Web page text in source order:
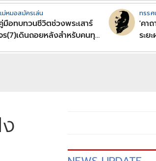
ม่หมอสมัครเล่น
มือทบทวนชีวิตช่วงพระเสาร์
ร(7)เดินถอยหลังสำหรับคนทุก
ทรรศ
'คา
ระย